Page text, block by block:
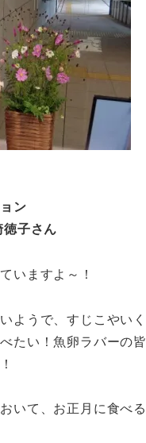
ン
子さん
いますよ～！
ようで、すじこやい
たい！魚卵ラバーの
いて、お正月に食べ